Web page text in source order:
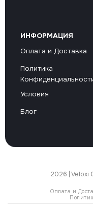
ИНФОРМАЦИЯ
Оплата и Доставка
Политика
Условия
Блог
2026 | Veloxi
Оплата и